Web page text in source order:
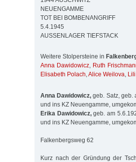
NEUENGAMME
TOT BEI BOMBENANGRIFF
5.4.1945
AUSSENLAGER TIEFSTACK
Weitere Stolpersteine in
Anna Dawidowicz, Ruth
Elisabeth Polach,Alice Weilova,
Anna Dawidowicz, geb. Satz, geb.
und ins KZ Neuengamme,
Erika Dawidowicz,geb. am
und ins KZ Neuengamme,
Falkenbergsweg 62
Kurz nach der Gründung der